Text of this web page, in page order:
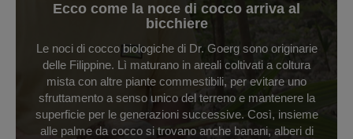
Ecco come la noce di cocco arriva al
bicchiere
Le noci di cocco biologiche di Dr. Goerg sono originarie
delle Filippine. Lì maturano in areali coltivati a coltura
mista con altre piante commestibili, per evitare uno
sfruttamento a senso unico del terreno e mantenere la
superficie per le generazioni successive. Così, insieme
alle palme da cocco si trovano anche banani, alberi di